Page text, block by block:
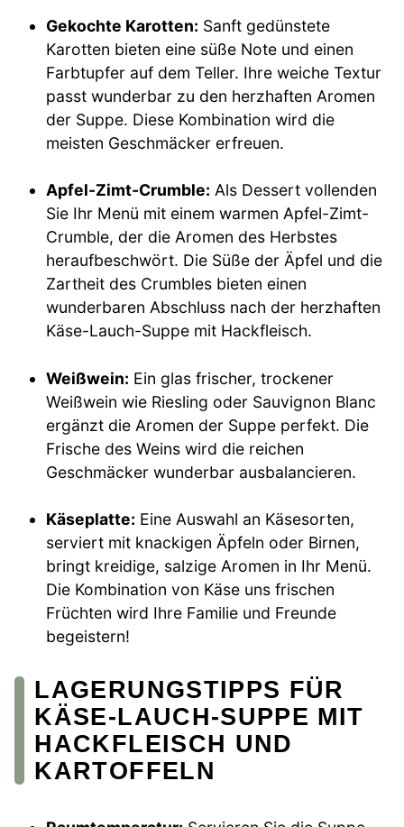
Gekochte Karotten: Sanft gedünstete
Karotten bieten eine süße Note und einen
Farbtupfer auf dem Teller. Ihre weiche Textur
passt wunderbar zu den herzhaften Aromen
der Suppe. Diese Kombination wird die
meisten Geschmäcker erfreuen.
Apfel-Zimt-Crumble: Als Dessert vollenden
Sie Ihr Menü mit einem warmen Apfel-Zimt-
Crumble, der die Aromen des Herbstes
heraufbeschwört. Die Süße der Äpfel und die
Zartheit des Crumbles bieten einen
wunderbaren Abschluss nach der herzhaften
Käse-Lauch-Suppe mit Hackfleisch.
Weißwein: Ein glas frischer, trockener
Weißwein wie Riesling oder Sauvignon Blanc
ergänzt die Aromen der Suppe perfekt. Die
Frische des Weins wird die reichen
Geschmäcker wunderbar ausbalancieren.
Käseplatte: Eine Auswahl an Käsesorten,
serviert mit knackigen Äpfeln oder Birnen,
bringt kreidige, salzige Aromen in Ihr Menü.
Die Kombination von Käse uns frischen
Früchten wird Ihre Familie und Freunde
begeistern!
LAGERUNGSTIPPS FÜR
KÄSE-LAUCH-SUPPE MIT
HACKFLEISCH UND
KARTOFFELN